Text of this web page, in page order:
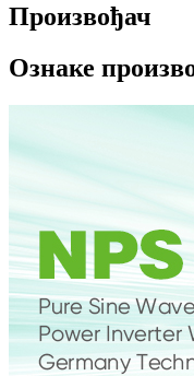
Произвођач
Ознаке